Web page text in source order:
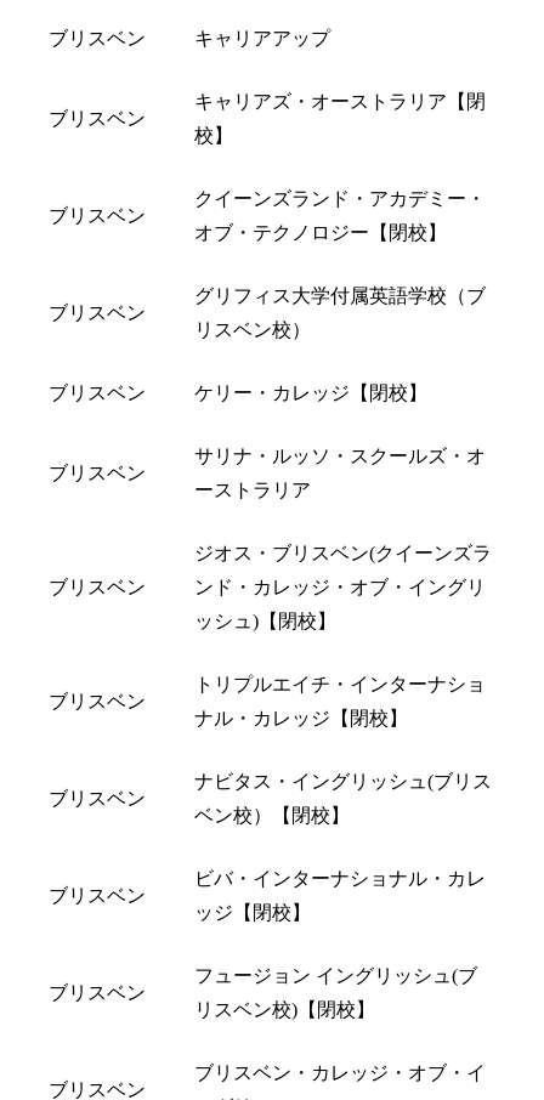
ブリスベン キャリアアップ
ブリスベン
キャリアズ・オーストラリア【閉
校】
ブリスベン
クイーンズランド・アカデミー・
オブ・テクノロジー【閉校】
ブリスベン
グリフィス大学付属英語学校（ブ
リスベン校）
ブリスベン ケリー・カレッジ【閉校】
ブリスベン
サリナ・ルッソ・スクールズ・オ
ーストラリア
ブリスベン
ジオス・ブリスベン(クイーンズラ
ンド・カレッジ・オブ・イングリ
ッシュ)【閉校】
ブリスベン
トリプルエイチ・インターナショ
ナル・カレッジ【閉校】
ブリスベン
ナビタス・イングリッシュ(ブリス
ベン校）【閉校】
ブリスベン
ビバ・インターナショナル・カレ
ッジ【閉校】
ブリスベン
フュージョン イングリッシュ(ブ
リスベン校)【閉校】
ブリスベン
ブリスベン・カレッジ・オブ・イ